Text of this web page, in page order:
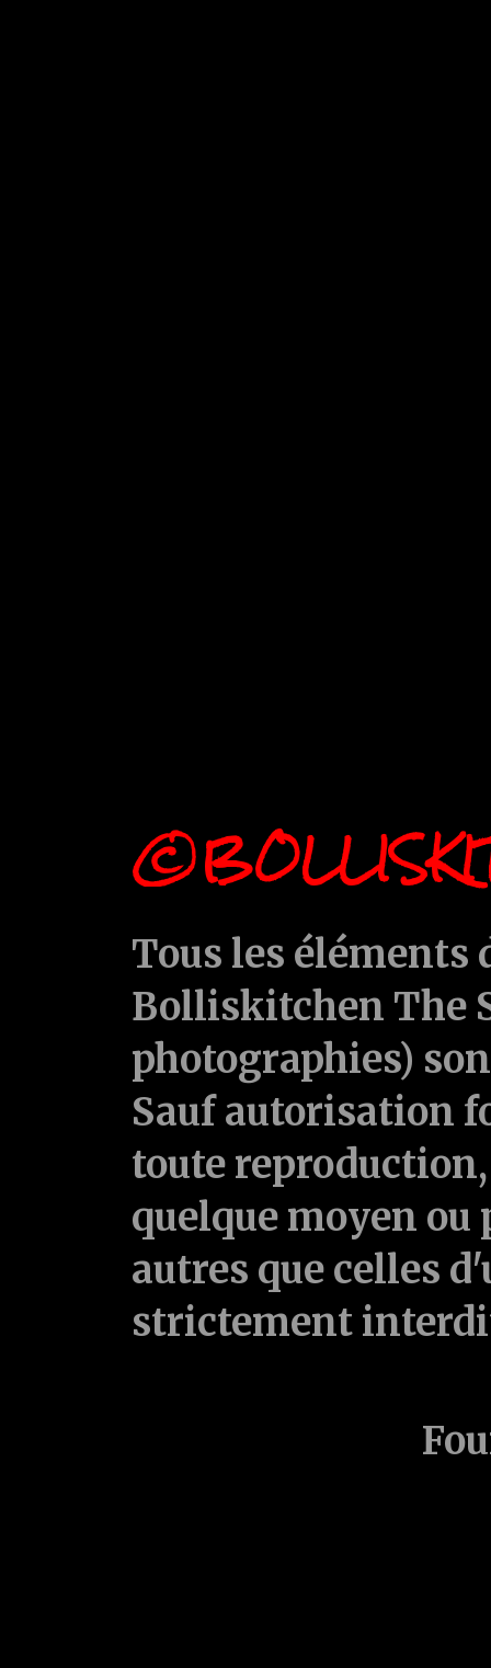
Tous les
Bolliskitchen The
photographies)
Sauf autorisation
toute
quelque moyen ou
autres que celles
strictement